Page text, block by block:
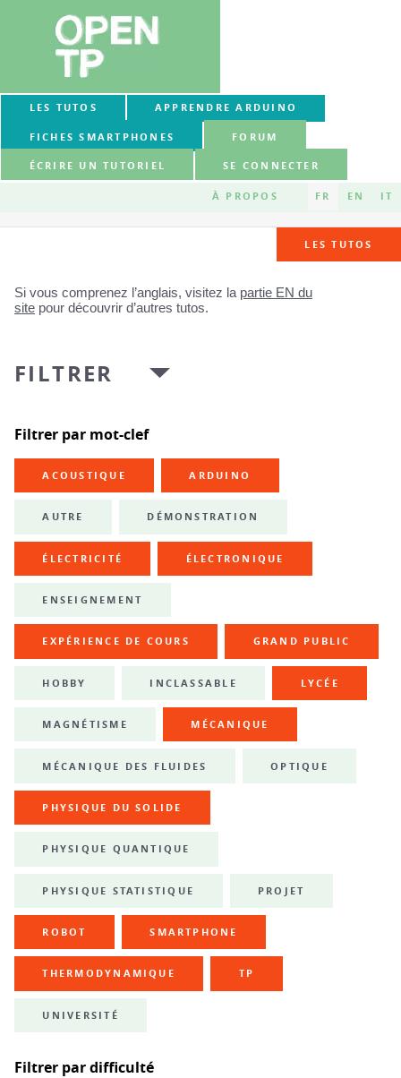
LES TUTOS APPRENDRE ARDUINO
FICHES SMARTPHONES FORUM
ÉCRIRE UN TUTORIEL SE CONNECTER
À PROPOS FR EN IT
LES TUTOS
Si vous comprenez l’anglais, visitez la partie EN du
site pour découvrir d’autres tutos.
FILTRER
Filtrer par mot-clef
ACOUSTIQUE ARDUINO
AUTRE DÉMONSTRATION
ÉLECTRICITÉ ÉLECTRONIQUE
ENSEIGNEMENT
EXPÉRIENCE DE COURS GRAND PUBLIC
HOBBY INCLASSABLE LYCÉE
MAGNÉTISME MÉCANIQUE
MÉCANIQUE DES FLUIDES OPTIQUE
PHYSIQUE DU SOLIDE
PHYSIQUE QUANTIQUE
PHYSIQUE STATISTIQUE PROJET
ROBOT SMARTPHONE
THERMODYNAMIQUE TP
UNIVERSITÉ
Filtrer par difficulté